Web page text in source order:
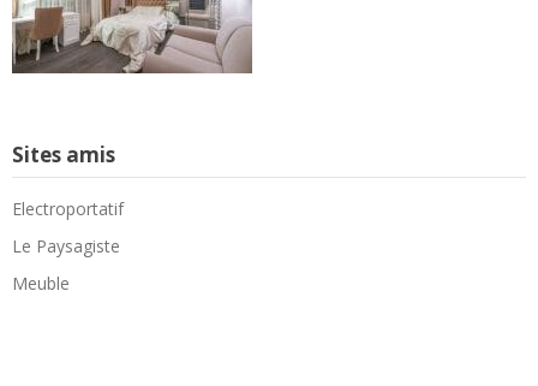
Sites amis
Electroportatif
Le Paysagiste
Meuble